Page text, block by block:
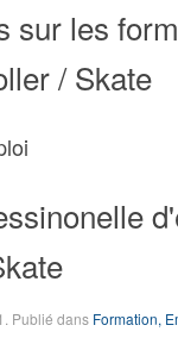
sur les
/ Skate
. Publié dans Formation,